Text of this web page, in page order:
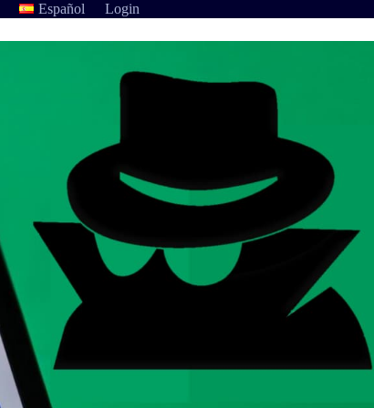
Español Login